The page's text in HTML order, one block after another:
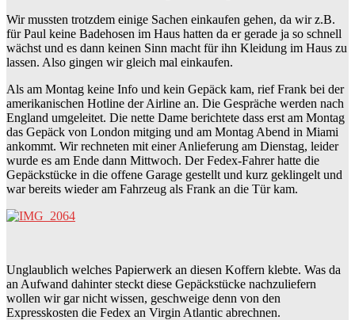
Wir mussten trotzdem einige Sachen einkaufen gehen, da wir z.B.
für Paul keine Badehosen im Haus hatten da er gerade ja so schnell
wächst und es dann keinen Sinn macht für ihn Kleidung im Haus zu
lassen. Also gingen wir gleich mal einkaufen.
Als am Montag keine Info und kein Gepäck kam, rief Frank bei der
amerikanischen Hotline der Airline an. Die Gespräche werden nach
England umgeleitet. Die nette Dame berichtete dass erst am Montag
das Gepäck von London mitging und am Montag Abend in Miami
ankommt. Wir rechneten mit einer Anlieferung am Dienstag, leider
wurde es am Ende dann Mittwoch. Der Fedex-Fahrer hatte die
Gepäckstücke in die offene Garage gestellt und kurz geklingelt und
war bereits wieder am Fahrzeug als Frank an die Tür kam.
Unglaublich welches Papierwerk an diesen Koffern klebte. Was da
an Aufwand dahinter steckt diese Gepäckstücke nachzuliefern
wollen wir gar nicht wissen, geschweige denn von den
Expresskosten die Fedex an Virgin Atlantic abrechnen.